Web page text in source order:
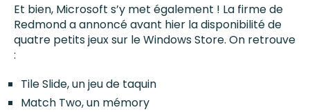
Et bien, Microsoft s’y met également ! La firme de
Redmond a annoncé avant hier la disponibilité de
quatre petits jeux sur le Windows Store. On retrouve
:
Tile Slide, un jeu de taquin
Match Two, un mémory